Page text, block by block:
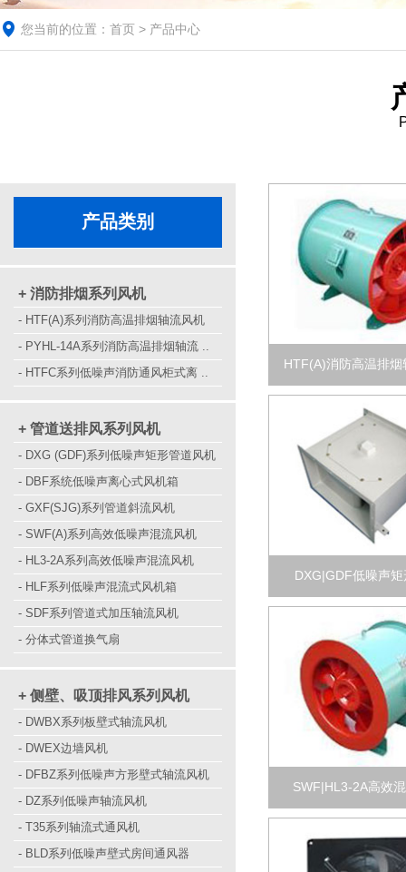
您当前的位置： 首页 > 产品中心
产品类别
+ 消防排烟系列风机
- HTF(A)系列消防高温排烟轴流风机
- PYHL-14A系列消防高温排烟轴流 ..
- HTFC系列低噪声消防通风柜式离 ..
+ 管道送排风系列风机
- DXG (GDF)系列低噪声矩形管道风机
- DBF系统低噪声离心式风机箱
- GXF(SJG)系列管道斜流风机
- SWF(A)系列高效低噪声混流风机
- HL3-2A系列高效低噪声混流风机
- HLF系列低噪声混流式风机箱
- SDF系列管道式加压轴流风机
- 分体式管道换气扇
+ 侧壁、吸顶排风系列风机
- DWBX系列板壁式轴流风机
- DWEX边墙风机
- DFBZ系列低噪声方形壁式轴流风机
- DZ系列低噪声轴流风机
- T35系列轴流式通风机
- BLD系列低噪声壁式房间通风器
HTF(A)消防高温排烟
DXG|GDF低噪声
SWF|HL3-2A高效